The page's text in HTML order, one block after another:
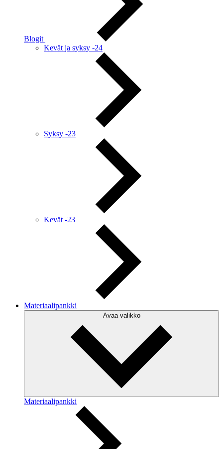
Blogit
Kevät ja syksy -24
Syksy -23
Kevät -23
Materiaalipankki
Avaa valikko
Materiaalipankki